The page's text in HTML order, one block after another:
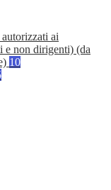
ai
e non dirigenti) (da
10